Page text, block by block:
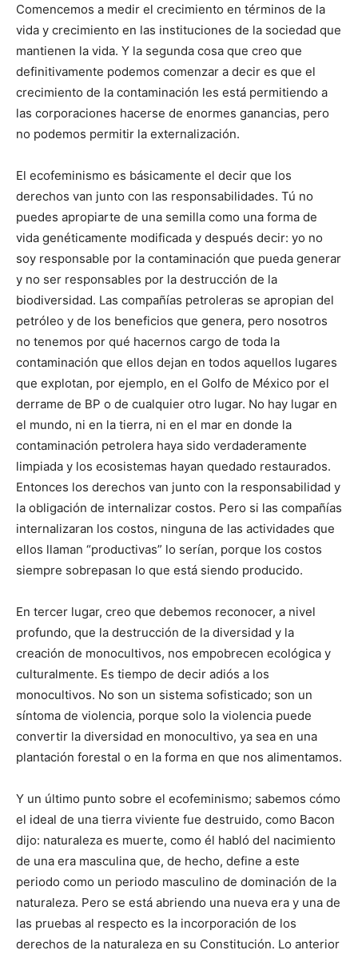
Comencemos a medir el crecimiento en términos de la
vida y crecimiento en las instituciones de la sociedad que
mantienen la vida. Y la segunda cosa que creo que
definitivamente podemos comenzar a decir es que el
crecimiento de la contaminación les está permitiendo a
las corporaciones hacerse de enormes ganancias, pero
no podemos permitir la externalización.
El ecofeminismo es básicamente el decir que los
derechos van junto con las responsabilidades. Tú no
puedes apropiarte de una semilla como una forma de
vida genéticamente modificada y después decir: yo no
soy responsable por la contaminación que pueda generar
y no ser responsables por la destrucción de la
biodiversidad. Las compañías petroleras se apropian del
petróleo y de los beneficios que genera, pero nosotros
no tenemos por qué hacernos cargo de toda la
contaminación que ellos dejan en todos aquellos lugares
que explotan, por ejemplo, en el Golfo de México por el
derrame de BP o de cualquier otro lugar. No hay lugar en
el mundo, ni en la tierra, ni en el mar en donde la
contaminación petrolera haya sido verdaderamente
limpiada y los ecosistemas hayan quedado restaurados.
Entonces los derechos van junto con la responsabilidad y
la obligación de internalizar costos. Pero si las compañías
internalizaran los costos, ninguna de las actividades que
ellos llaman “productivas” lo serían, porque los costos
siempre sobrepasan lo que está siendo producido.
En tercer lugar, creo que debemos reconocer, a nivel
profundo, que la destrucción de la diversidad y la
creación de monocultivos, nos empobrecen ecológica y
culturalmente. Es tiempo de decir adiós a los
monocultivos. No son un sistema sofisticado; son un
síntoma de violencia, porque solo la violencia puede
convertir la diversidad en monocultivo, ya sea en una
plantación forestal o en la forma en que nos alimentamos.
Y un último punto sobre el ecofeminismo; sabemos cómo
el ideal de una tierra viviente fue destruido, como Bacon
dijo: naturaleza es muerte, como él habló del nacimiento
de una era masculina que, de hecho, define a este
periodo como un periodo masculino de dominación de la
naturaleza. Pero se está abriendo una nueva era y una de
las pruebas al respecto es la incorporación de los
derechos de la naturaleza en su Constitución. Lo anterior